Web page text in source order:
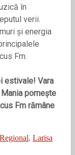
în
verii.
și energia
Fm.
estivale! Vara
pornește
Fm rămâne
, Larisa